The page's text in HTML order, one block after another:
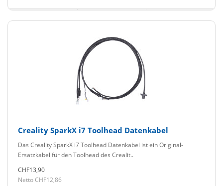
Creality SparkX i7 Toolhead Datenkabel
Das Creality SparkX i7 Toolhead Datenkabel ist ein Original-
Ersatzkabel für den Toolhead des Crealit..
CHF13,90
Netto CHF12,86